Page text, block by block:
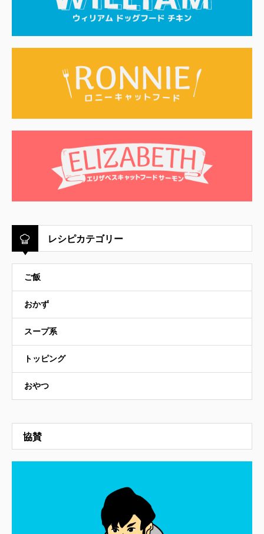
レシピカテゴリー
ご飯
おかず
スープ系
トッピング
おやつ
協賛